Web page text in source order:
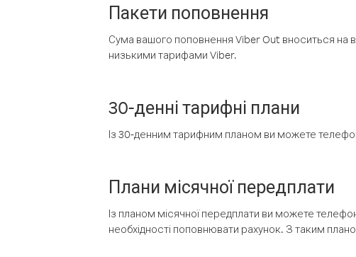
Пакети поповнення
Сума вашого поповнення Viber Out вноситься на
низькими тарифами Viber.
30-денні тарифні плани
Із 30-денним тарифним планом ви можете
Плани місячної передплати
Із планом місячної передплати ви можете
необхідності поповнювати рахунок. З таким